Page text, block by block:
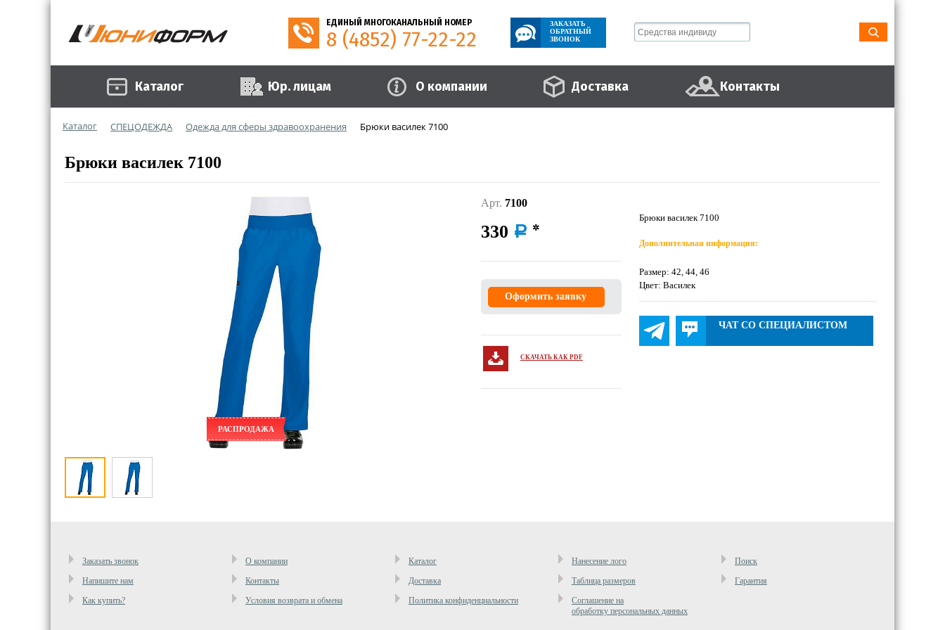
ЕДИНЫЙ МНОГОКАНАЛЬНЫЙ НОМЕР
8 (4852) 77-22-22
ЗАКАЗАТЬ
ОБРАТНЫЙ
ЗВОНОК
Каталог Юр. лицам О компании Доставка Контакты
Каталог СПЕЦОДЕЖДА Одежда для сферы здравоохранения Брюки василек 7100
Брюки василек 7100
РАСПРОДАЖА
Арт. 7100
330 a
Оформить заявку
СКАЧАТЬ КАК PDF
Брюки василек 7100
Дополнительная информация:
Размер: 42, 44, 46
Цвет: Василек
ЧАТ СО СПЕЦИАЛИСТОМ
Заказать звонок О компании Каталог Нанесение лого
Поиск
Напишите нам
Контакты Доставка Таблица размеров
Гарантия
Как купить?
Условия возврата и обмена Политика конфиденциальности
Cоглашение на
обработку персональных данных